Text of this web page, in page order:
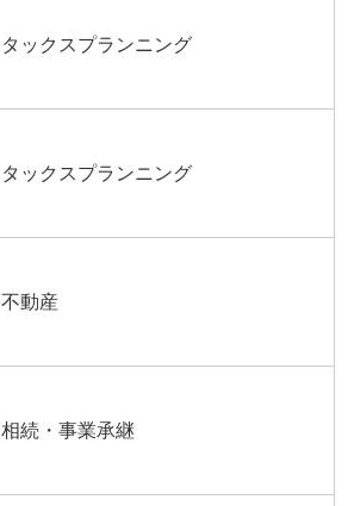
タックスプランニング
タックスプランニング
不動産
相続・事業承継